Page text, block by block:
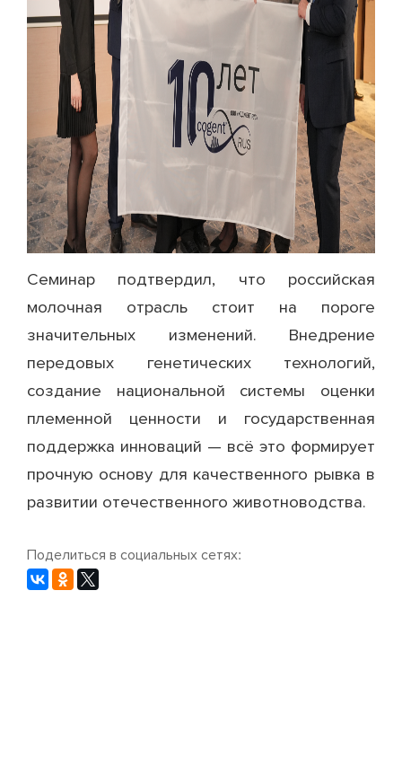
Семинар подтвердил, что российская
молочная отрасль стоит на пороге
значительных изменений. Внедрение
передовых генетических технологий,
создание национальной системы оценки
племенной ценности и государственная
поддержка инноваций — всё это формирует
прочную основу для качественного рывка в
развитии отечественного животноводства.
Поделиться в социальных сетях: